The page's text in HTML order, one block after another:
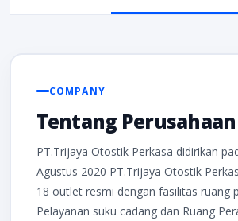
COMPANY
Tentang Perusahaan
PT.Trijaya Otostik Perkasa didirikan
Agustus 2020 PT.Trijaya Otostik
18 outlet resmi dengan fasilitas ruang
Pelayanan suku cadang dan Ruang